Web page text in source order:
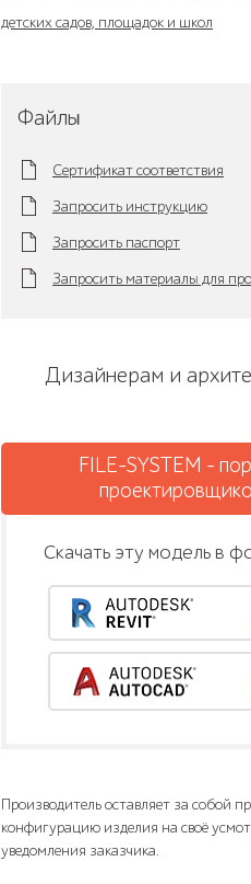
детских садов, площадок и школ
Файлы
Сертификат соответствия
Запросить инструкцию
Запросить паспорт
Запросить материалы для
Дизайнерам и
FILE-SYSTEM -
Скачать эту модель в
Производитель оставляет за собой
конфигурацию изделия на своё
уведомления заказчика.